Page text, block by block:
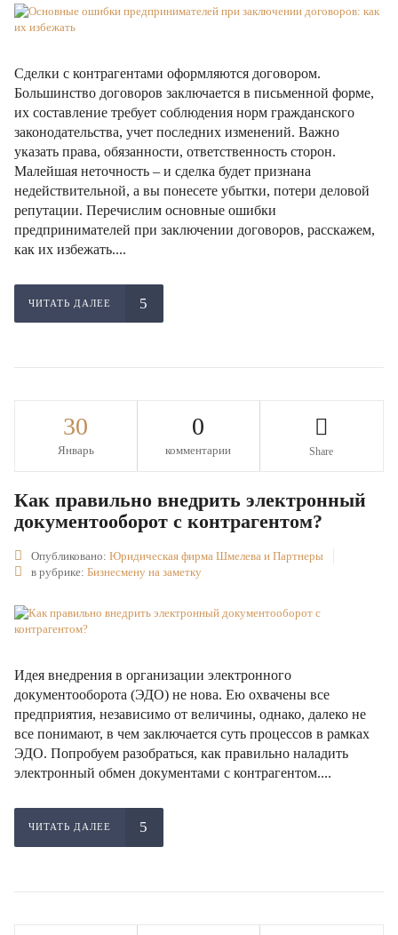
Сделки с контрагентами оформляются договором.
Большинство договоров заключается в письменной форме,
их составление требует соблюдения норм гражданского
законодательства, учет последних изменений. Важно
указать права, обязанности, ответственность сторон.
Малейшая неточность – и сделка будет признана
недействительной, а вы понесете убытки, потери деловой
репутации. Перечислим основные ошибки
предпринимателей при заключении договоров, расскажем,
как их избежать....
ЧИТАТЬ ДАЛЕЕ
30
Январь
0
комментарии Share
Как правильно внедрить электронный
документооборот с контрагентом?
Опубликовано: Юридическая фирма Шмелева и Партнеры
в рубрике: Бизнесмену на заметку
Идея внедрения в организации электронного
документооборота (ЭДО) не нова. Ею охвачены все
предприятия, независимо от величины, однако, далеко не
все понимают, в чем заключается суть процессов в рамках
ЭДО. Попробуем разобраться, как правильно наладить
электронный обмен документами с контрагентом....
ЧИТАТЬ ДАЛЕЕ